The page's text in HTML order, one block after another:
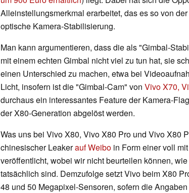
Alleinstellungsmerkmal erarbeitet, das es so von
optische Kamera-Stabilisierung.
Man kann argumentieren, dass die als "Gimbal-
mit einem echten Gimbal nicht viel zu tun hat, sie
einen Unterschied zu machen, etwa bei
Licht, insofern ist die "Gimbal-Cam" von Vivo X70,
durchaus ein interessantes Feature der Kamera-
der X80-Generation abgelöst werden.
Was uns bei Vivo X80, Vivo X80 Pro und Vivo X80
chinesischer Leakerauf Weibo in Form einer voll
veröffentlicht, wobei wir nicht beurteilen können,
tatsächlich sind. Demzufolge setzt Vivo beim X80
48 und 50 Megapixel-Sensoren, sofern die